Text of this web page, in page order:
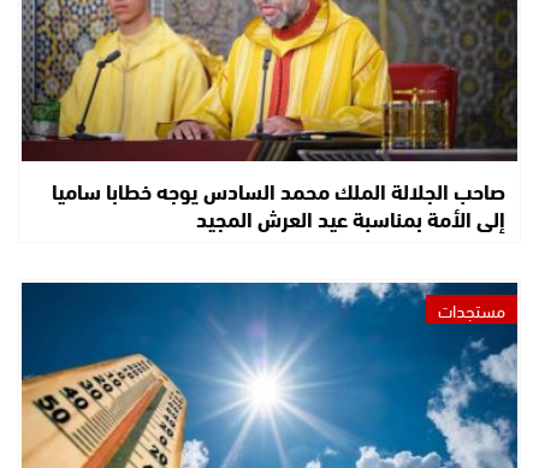
صاحب الجلالة الملك محمد السادس يوجه خطابا ساميا
إلى الأمة بمناسبة عيد العرش المجيد
مستجدات